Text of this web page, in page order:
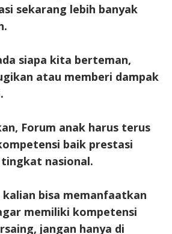
sekarang lebih banyak
siapa kita berteman,
atau memberi dampak
Forum anak harus terus
baik prestasi
nasional.
kalian bisa memanfaatkan
memiliki kompetensi
jangan hanya di